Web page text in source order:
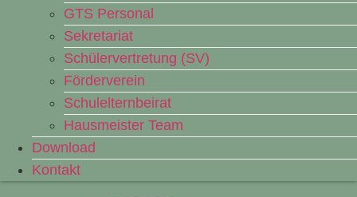
GTS Personal
Sekretariat
Schülervertretung (SV)
Förderverein
Schulelternbeirat
Hausmeister Team
Download
Kontakt